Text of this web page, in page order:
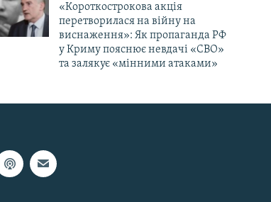
«Короткострокова акція
перетворилася на війну на
виснаження»: Як пропаганда РФ
у Криму пояснює невдачі «СВО»
та залякує «мінними атаками»